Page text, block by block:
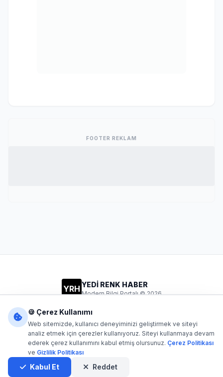
FOOTER REKLAM
YRH YEDİ RENK HABER
Modern Bilgi Portalı © 2026
Dijital1- Tüm hakları saklıdır. Kaynak gösterilmeden içerik
🍪 Çerez Kullanımı
Web sitemizde, kullanıcı deneyiminizi geliştirmek ve siteyi
analiz etmek için çerezler kullanıyoruz. Siteyi kullanmaya devam
ederek çerez kullanımını kabul etmiş olursunuz. Çerez Politikası
ve Gizlilik Politikası
Kabul Et Reddet